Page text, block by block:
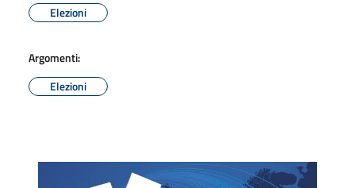
Elezioni
Argomenti:
Elezioni